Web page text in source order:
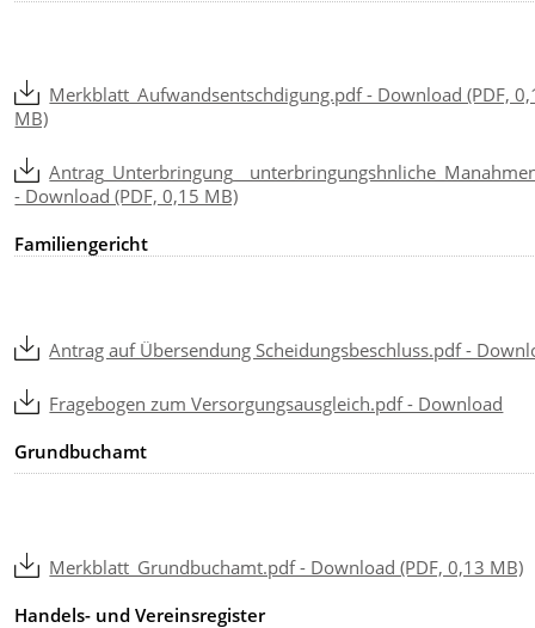
Merkblatt_Aufwandsentschdigung.pdf - Download (PDF,
MB)
- Download (PDF, 0,15 MB)
Familiengericht
Antrag auf Übersendung Scheidungsbeschluss.pdf -
Fragebogen zum Versorgungsausgleich.pdf - Download
Grundbuchamt
Merkblatt_Grundbuchamt.pdf - Download (PDF, 0,13 MB)
Handels- und Vereinsregister